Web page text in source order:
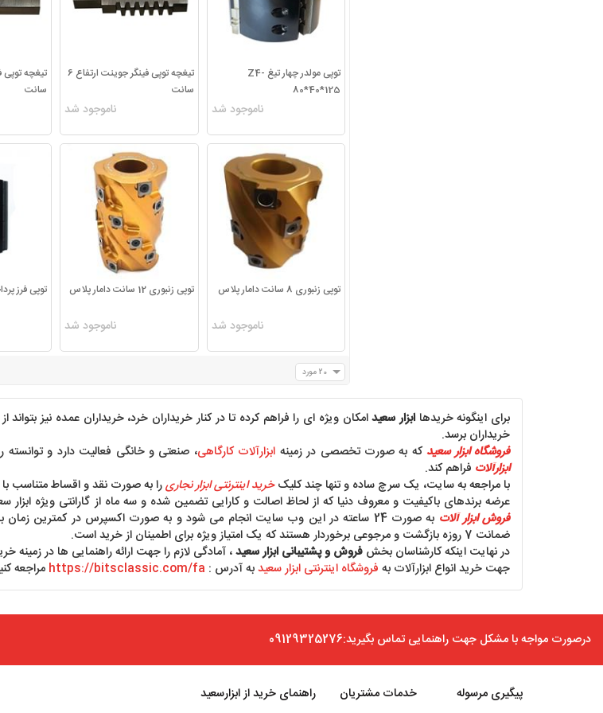
توپی مولدر چهار تیغ Z4-
80*40*125
ناموجود شد
تیغچه توپی فینگر جوینت ارتفاع 6
سانت
ناموجود شد
سانت
توپی زنبوری 8 سانت دامار پلاس
ناموجود شد
توپی زنبوری 12 سانت دامار پلاس
ناموجود شد
توپی فرز پرداخت12
20 مورد
برای اینگونه خریدها ابزار سعیدامکان ویژه ای را فراهم کرده تا در کنار خریداران خرد، خریداران عمده نیز بتواند
خریداران برسد.
فروشگاه ابزار سعیدکه به صورت تخصصی در زمینه ابزارآلات کارگاهی، صنعتی و خانگی فعالیت دارد و توانسته
ابزارآلات فراهم کند.
با مراجعه به سایت، یک سرچ ساده و تنها چند کلیکخرید اینترنتی ابزار نجاریرا به صورت نقد و اقساط متناسب
عرضه برندهای باکیفیت و معروف دنیا که از لحاظ اصالت و کارایی تضمین شده و سه ماه از گارانتی ویژه ابزار
فروش ابزار آلات
به صورت 24 ساعته در این وب سایت انجام می شود و به صورت اکسپرس در کمترین
ضمانت 7 روزه بازگشت و مرجوعی برخوردار هستند که یک امتیاز ویژه برای اطمینان از خرید است.
در نهایت اینکه کارشناسان بخش فروش و پشتیبانی ابزار سعید، آمادگی لازم را جهت ارائه راهنمایی ها در
جهت خرید انواع ابزارآلات به فروشگاه اینترنتی ابزار سعیدبه آدرس : https://bitsclassic.com/fa مراجعه
درصورت مواجه با مشکل جهت راهنمایی تماس بگیرید:09129325276
پیگیری مرسوله خدمات مشتریان راهنمای خرید از ابزارسعید